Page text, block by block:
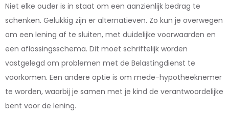
Niet elke ouder is in staat om een aanzienlijk bedrag te
schenken. Gelukkig zijn er alternatieven. Zo kun je overwegen
om een lening af te sluiten, met duidelijke voorwaarden en
een aflossingsschema. Dit moet schriftelijk worden
vastgelegd om problemen met de Belastingdienst te
voorkomen. Een andere optie is om mede-hypotheeknemer
te worden, waarbij je samen met je kind de verantwoordelijke
bent voor de lening.